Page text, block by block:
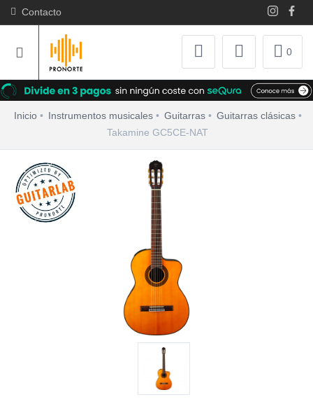
Contacto
0
Inicio Instrumentos musicales Guitarras
Guitarras clásicas
Takamine GC5CE-NAT